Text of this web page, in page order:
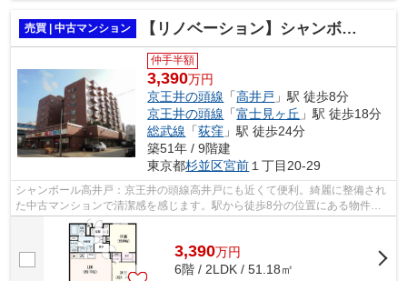
売買 | 中古マンション 【リノベーション】シャンボール高井戸
仲手半額
3,390万円
京王井の頭線 「高井戸 」駅 徒歩8分
京王井の頭線 「富士見ヶ丘 」駅 徒歩18分
総武線 「荻窪 」駅 徒歩24分
築51年 / 9階建
東京都杉並区宮前 １丁目20-29
シャンボール高井戸：京王井の頭線高井戸にも近くて便利。綺麗に整備され
た中古マンションで清潔感を感じます。駅から徒歩8分の位置にある物件で
す。耐水効果がとても魅力的な外観タイ...
3,390万円
6階 / 2LDK / 51.18㎡